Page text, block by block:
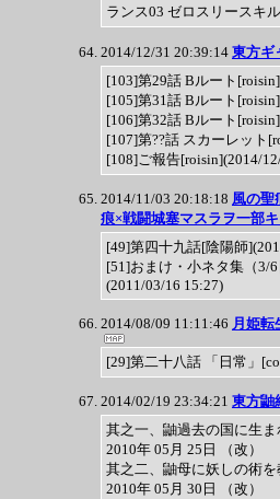
ランス03 ゼロスリースキ
2014/12/31 20:39:14 東方ギ
[103]第29話 Bルート
[105]第31話 Bルート
[106]第32話 Bルート
[107]第??話 スカーレット
[108]ご報告[roisin](2014/
2014/11/03 20:18:18 風の
痕×戦闘城塞マスラヲ一部キ
[49]第四十九話[陰陽師
[51]おまけ・小ネタ集（3/
(2011/03/16 15:27)
2014/08/09 11:11:46 月姫転
[29]第二十八話 「日常」
2014/02/19 23:34:21 東方鼬
其之一、鼬過去の国に生
2010年 05月 25日 （改）
其之二、鼬母に妖しの術
2010年 05月 30日 （改）